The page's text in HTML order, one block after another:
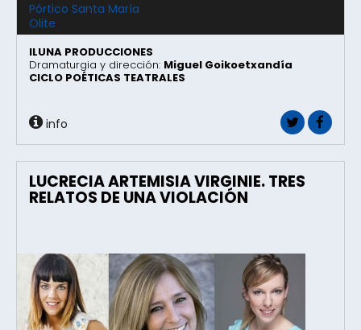
Pórtico Santa María
Olite
ILUNA PRODUCCIONES
Dramaturgia y dirección: Miguel Goikoetxandía
CICLO POÉTICAS TEATRALES
info
LUCRECIA ARTEMISIA VIRGINIE. TRES
RELATOS DE UNA VIOLACIÓN